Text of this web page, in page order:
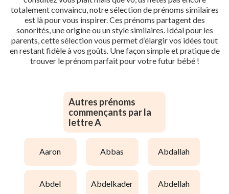
totalement convaincu, notre sélection de prénoms similaires
est là pour vous inspirer. Ces prénoms partagent des
sonorités, une origine ou un style similaires. Idéal pour les
parents, cette sélection vous permet d’élargir vos idées tout
en restant fidèle à vos goûts. Une façon simple et pratique de
trouver le prénom parfait pour votre futur bébé !
Autres prénoms
commençants par la
lettre A
aaron abbas abdallah
abdel abdelkader abdellah